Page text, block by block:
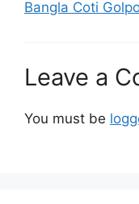
Bangla Coti
Leave a
You must be